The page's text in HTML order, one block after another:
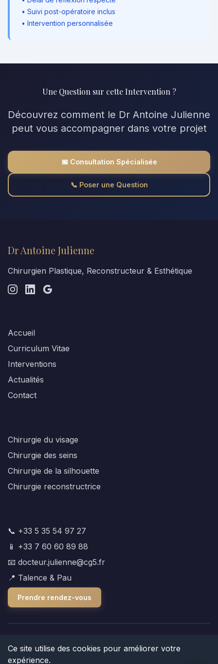
• Suivi post-opératoire inclus
• Intervention personnalisée
Une Question sur cette Intervention ?
Découvrez comment le Dr Antoine Julienne
peut vous accompagner dans votre projet
📅 Consultation Spécialisée
📞 Poser une Question
Dr Antoine Julienne
Chirurgien Plastique, Reconstructeur & Esthétique
Accueil
Curriculum Vitae
Interventions
Actualités
Contact
Chirurgie du visage
Chirurgie des seins
Chirurgie de la silhouette
Chirurgie reconstructrice
📞 +33 5 35 54 97 27
📱 +33 7 60 60 89 88
📧 docteur.julienne@cg5.fr
📍 Talence & Pau
Prendre rendez-vous
© 2025 Dr Antoine Julienne. Tous droits réservés.
Mentions légales
Ce site utilise des cookies pour améliorer votre
expérience.